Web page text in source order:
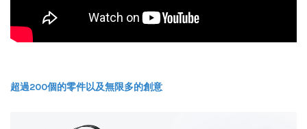
超過200個的零件以及無限多的創意